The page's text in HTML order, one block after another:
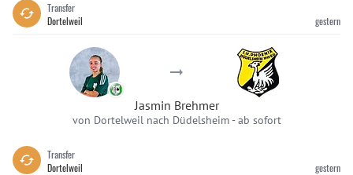
Transfer
Dortelweil
gestern
Jasmin Brehmer
von Dortelweil nach Düdelsheim-ab sofort
Transfer
Dortelweil
gestern